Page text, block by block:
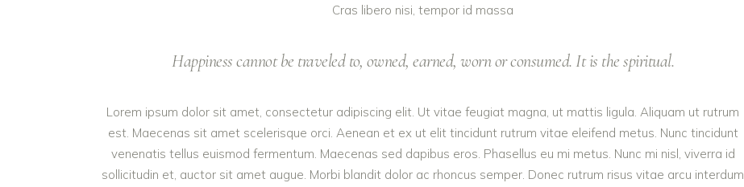
Cras libero nisi, tempor id massa
Happiness cannot be traveled to, owned, earned, worn or consumed. It is the spiritual.
Lorem ipsum dolor sit amet, consectetur adipiscing elit. Ut vitae feugiat magna, ut mattis ligula. Aliquam ut rutrum
est. Maecenas sit amet scelerisque orci. Aenean et ex ut elit tincidunt rutrum vitae eleifend metus. Nunc tincidunt
venenatis tellus euismod fermentum. Maecenas sed dapibus eros. Phasellus eu mi metus. Nunc mi nisl, viverra id
sollicitudin et, auctor sit amet augue. Morbi blandit dolor ac rhoncus semper. Donec rutrum risus vitae arcu interdum